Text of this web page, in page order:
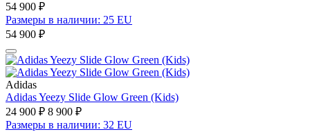
54 900 ₽
Размеры в наличии: 25 EU
54 900 ₽
Adidas
Adidas Yeezy Slide Glow Green (Kids)
24 900 ₽ 8 900 ₽
Размеры в наличии: 32 EU